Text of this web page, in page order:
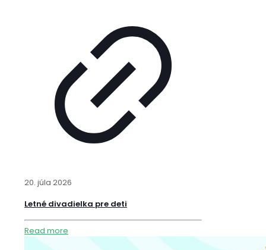
20. júla 2026
Letné divadielka pre deti
Read more